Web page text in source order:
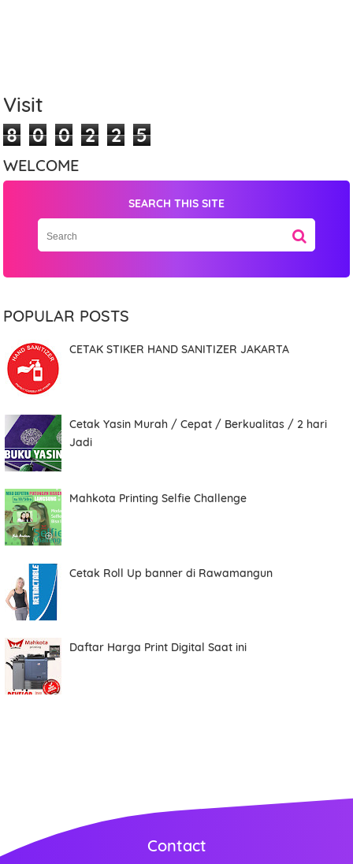
Visit
8 0 0 2 2 5
WELCOME
SEARCH THIS SITE
POPULAR POSTS
CETAK STIKER HAND SANITIZER JAKARTA
Cetak Yasin Murah / Cepat / Berkualitas / 2 hari
Jadi
Mahkota Printing Selfie Challenge
Cetak Roll Up banner di Rawamangun
Daftar Harga Print Digital Saat ini
Contact
Item Choices
Total
Date
Comment